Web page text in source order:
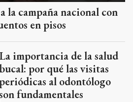
la campaña nacional con
en pisos
La importancia de la salud
bucal: por qué las visitas
periódicas al odontólogo
fundamentales